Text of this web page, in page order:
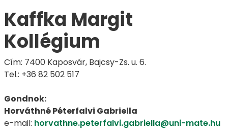
Kaffka Margit
Kollégium
Cím: 7400 Kaposvár, Bajcsy-Zs. u. 6.
Tel.: +36 82 502 517
Gondnok:
Horváthné Péterfalvi Gabriella
e-mail: horvathne.peterfalvi.gabriella@uni-mate.hu